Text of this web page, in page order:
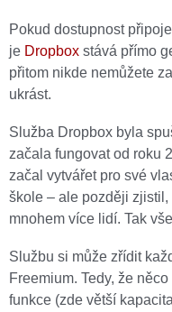
Pokud dostupnost
je Dropbox stává přímo
přitom nikde nemůžete
ukrást.
Služba Dropbox byla
začala fungovat od roku
začal vytvářet pro své
škole – ale později
mnohem více lidí. Tak
Službu si může zřídit
Freemium. Tedy, že
funkce (zde větší